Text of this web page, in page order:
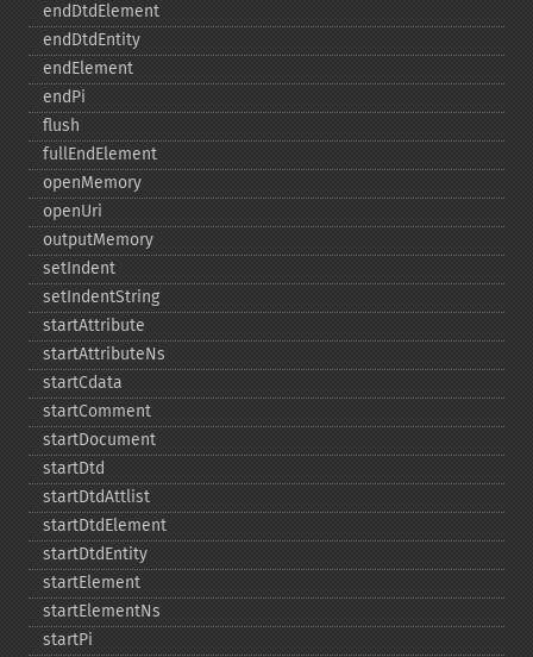
endDtdElement
endDtdEntity
endElement
endPi
flush
fullEndElement
openMemory
openUri
outputMemory
setIndent
setIndentString
startAttribute
startAttributeNs
startCdata
startComment
startDocument
startDtd
startDtdAttlist
startDtdElement
startDtdEntity
startElement
startElementNs
startPi